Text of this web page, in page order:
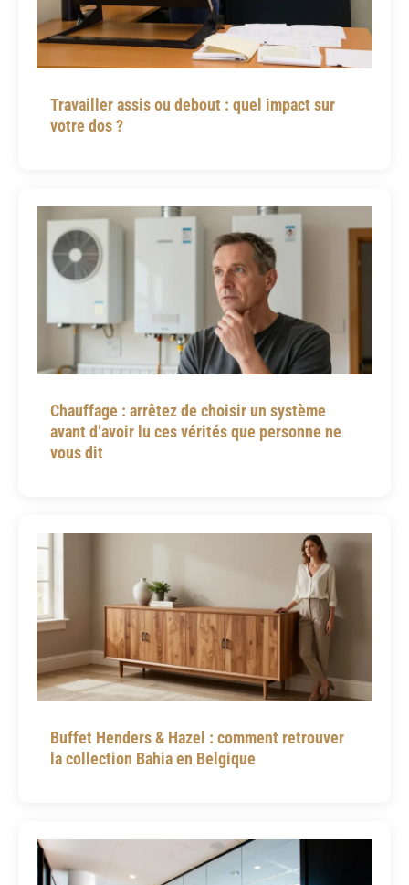
Travailler assis ou debout : quel impact sur
votre dos ?
Chauffage : arrêtez de choisir un système
avant d’avoir lu ces vérités que personne ne
vous dit
Buffet Henders & Hazel : comment retrouver
la collection Bahia en Belgique